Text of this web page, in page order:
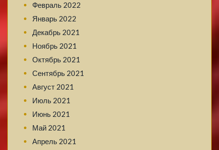
Февраль 2022
Январь 2022
Декабрь 2021
Ноябрь 2021
Октябрь 2021
Сентябрь 2021
Август 2021
Июль 2021
Июнь 2021
Май 2021
Апрель 2021